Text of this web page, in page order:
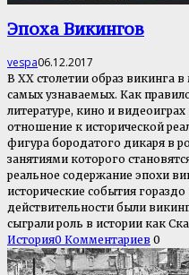
Эпоха Викингов
vespa06.12.2017
В XX столетии образ викинга
самых узнаваемых. Как
литературе, кино и
отношение к исторической
фигура бородатого дикаря в
занятиями которого
реальное содержание эпохи
исторические события
действительности были
сыграли роль в истории как
История0 Комментариев 0